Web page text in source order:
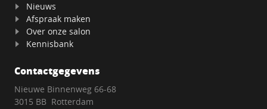
Nieuws
Afspraak maken
Over onze salon
Kennisbank
Contactgegevens
Nieuwe Binnenweg 66-68
3015 BB Rotterdam